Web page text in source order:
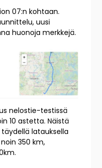
07:n kohtaan.
uusi
huonoja merkkejä.
nelostie-testissä
10 astetta. Näistä
latauksella
350 km,